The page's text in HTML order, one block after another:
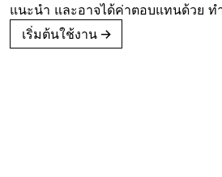
แนะนำ และอาจได้ค่าตอบแทนด้วย ท
เริ่มต้นใช้งาน →